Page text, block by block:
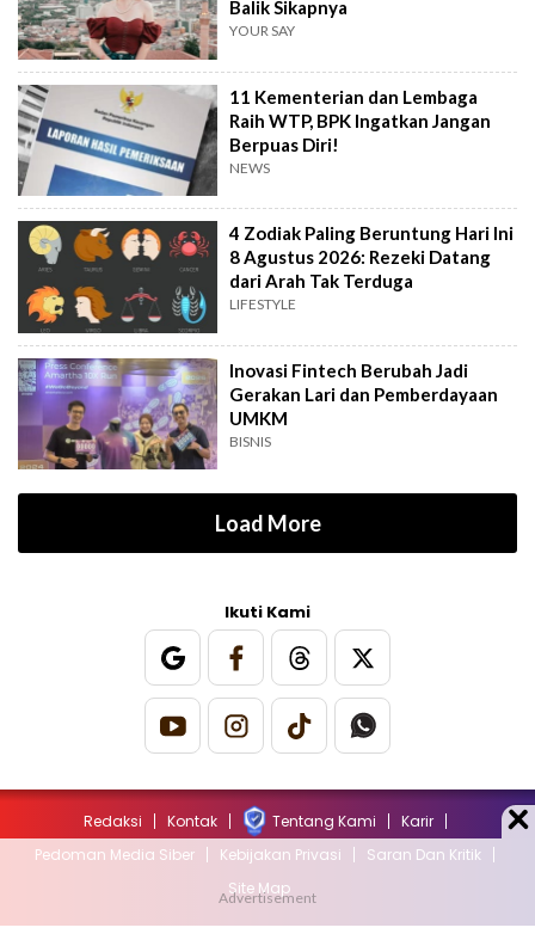
Balik Sikapnya
YOUR SAY
11 Kementerian dan Lembaga
Raih WTP, BPK Ingatkan Jangan
Berpuas Diri!
NEWS
4 Zodiak Paling Beruntung Hari Ini
8 Agustus 2026: Rezeki Datang
dari Arah Tak Terduga
LIFESTYLE
Inovasi Fintech Berubah Jadi
Gerakan Lari dan Pemberdayaan
UMKM
BISNIS
Load More
Ikuti Kami
Redaksi Kontak Tentang Kami
Karir
Pedoman Media Siber
Kebijakan Privasi
Saran Dan Kritik
Site Map